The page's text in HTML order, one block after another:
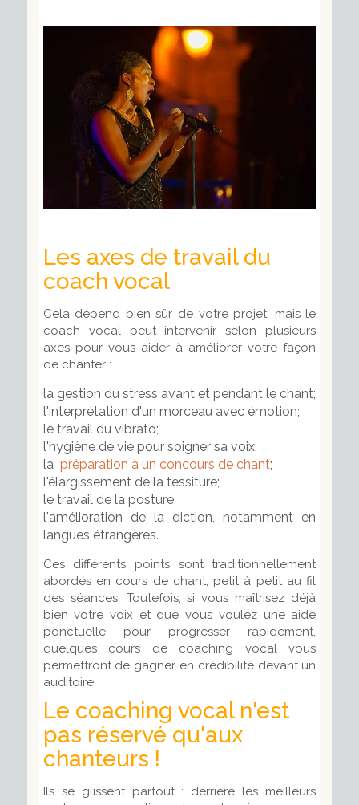
Les axes de travail du
coach vocal
Cela dépend bien sûr de votre projet, mais le
coach vocal peut intervenir selon plusieurs
axes pour vous aider à améliorer votre façon
de chanter :
la gestion du stress avant et pendant le chant;
l'interprétation d'un morceau avec émotion;
le travail du vibrato;
l'hygiène de vie pour soigner sa voix;
la préparation à un concours de chant;
l'élargissement de la tessiture;
le travail de la posture;
l'amélioration de la diction, notamment en
langues étrangères.
Ces différents points sont traditionnellement
abordés en cours de chant, petit à petit au fil
des séances. Toutefois, si vous maîtrisez déjà
bien votre voix et que vous voulez une aide
ponctuelle pour progresser rapidement,
quelques cours de coaching vocal vous
permettront de gagner en crédibilité devant un
auditoire.
Le coaching vocal n'est
pas réservé qu'aux
chanteurs !
Ils se glissent partout : derrière les meilleurs